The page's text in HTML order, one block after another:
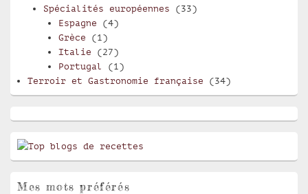
Spécialités européennes (33)
Espagne (4)
Grèce (1)
Italie (27)
Portugal
(1)
Terroir et Gastronomie française (34)
Mes mots préférés